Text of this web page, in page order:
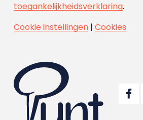
toegankelijkheidsverklaring.
Cookie instellingen| Cookies